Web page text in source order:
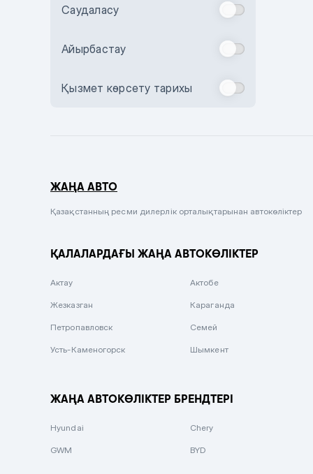
Зеленый
Бежевый
Комбинированный
Сиреневый металлик
Вишневый
Саудаласу
Айырбастау
Қызмет көрсету тарихы
ЖАҢА АВТО
Қазақстанның ресми дилерлік орталықтарынан автокөліктер
ҚАЛАЛАРДАҒЫ ЖАҢА АВТОКӨЛІКТЕР
Актау Актобе
Жезказган Караганда
Петропавловск Семей
Усть-Каменогорск Шымкент
ЖАҢА АВТОКӨЛІКТЕР БРЕНДТЕРІ
Hyundai Chery
GWM BYD